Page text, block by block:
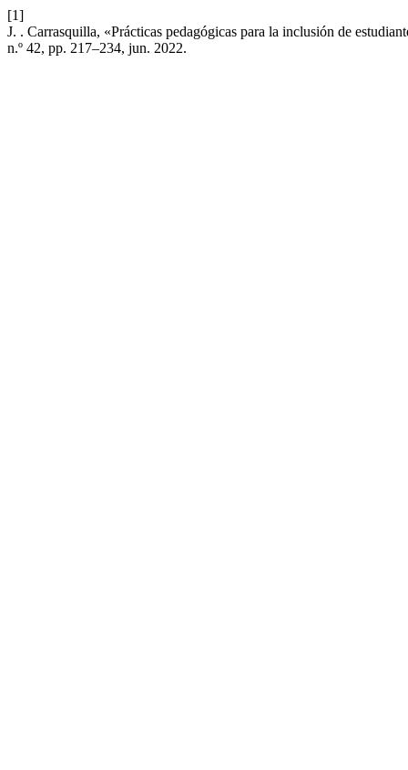
[1]
J. . Carrasquilla, «Prácticas pedagógicas para la inclusión de
n.º 42, pp. 217–234, jun. 2022.